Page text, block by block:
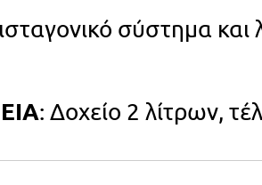
σύστημα και
: Δοχείο 2 λίτρων,